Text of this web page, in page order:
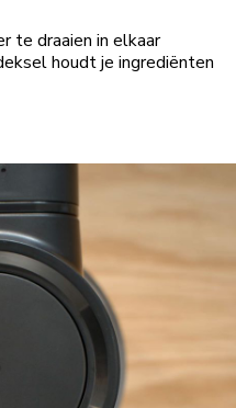
te draaien in elkaar
houdt je ingrediënten